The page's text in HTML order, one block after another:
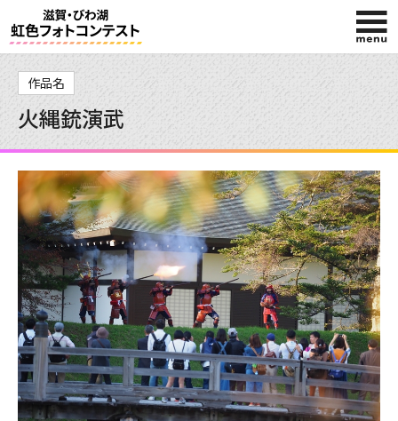
HOME
入賞作品
投稿作品
作品名
火縄銃演武